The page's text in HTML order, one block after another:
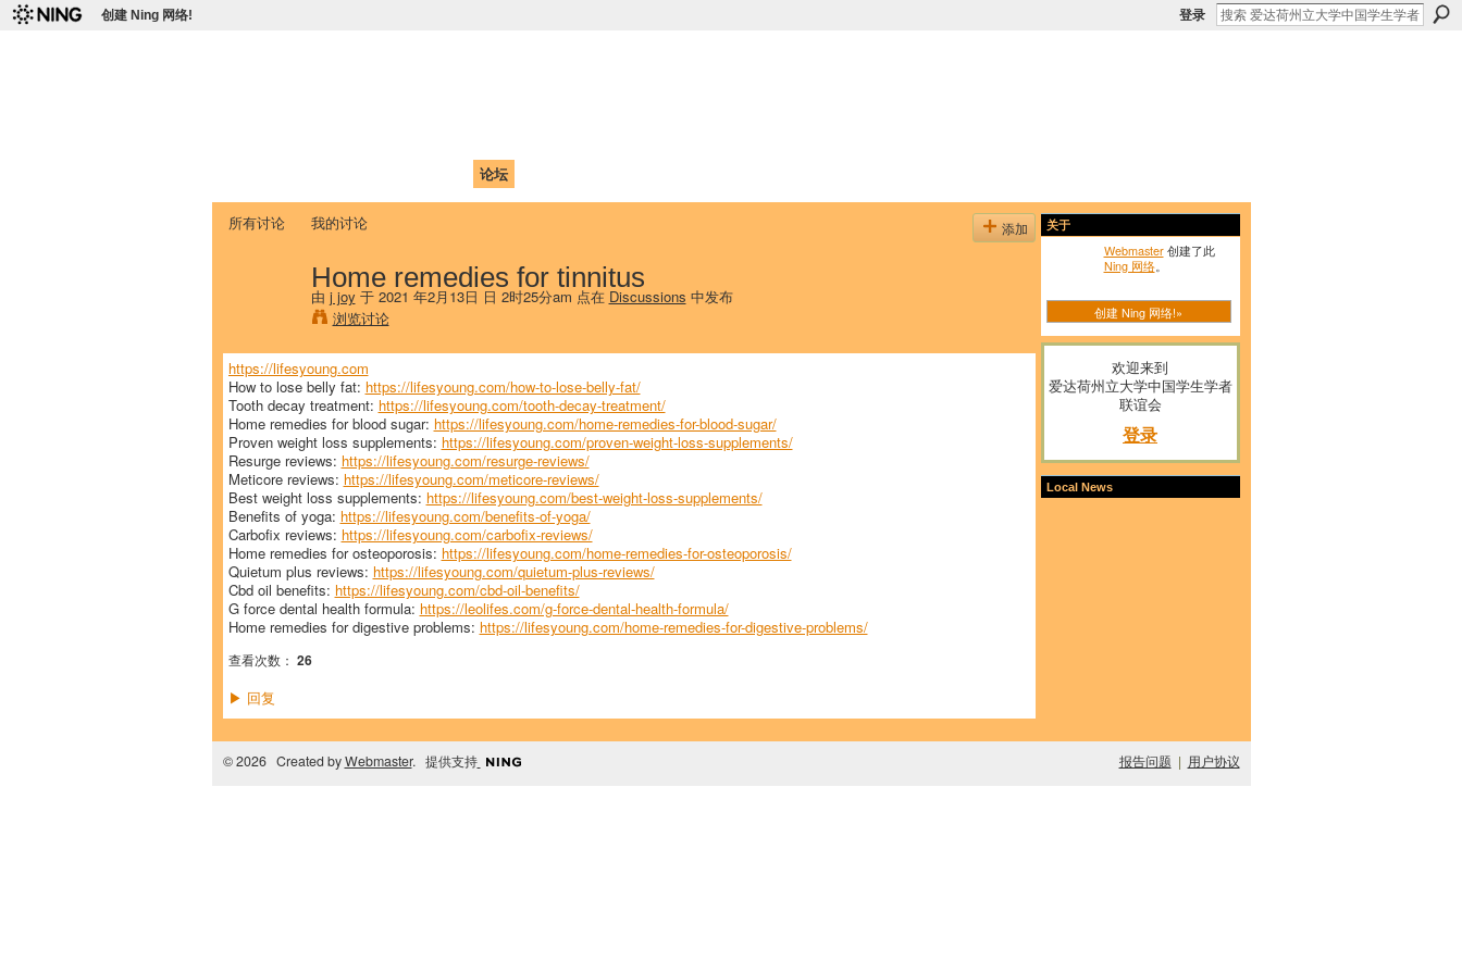
创建 Ning 网络! 登录
论坛
所有讨论 我的讨论 添加
Home remedies for tinnitus
由 j joy 于 2021 年2月13日 日 2时25分am 点在 Discussions 中发布
浏览讨论
https://lifesyoung.com
How to lose belly fat: https://lifesyoung.com/how-to-lose-belly-fat/
Tooth decay treatment: https://lifesyoung.com/tooth-decay-treatment/
Home remedies for blood sugar: https://lifesyoung.com/home-remedies-for-blood-sugar/
Proven weight loss supplements: https://lifesyoung.com/proven-weight-loss-supplements/
Resurge reviews: https://lifesyoung.com/resurge-reviews/
Meticore reviews: https://lifesyoung.com/meticore-reviews/
Best weight loss supplements: https://lifesyoung.com/best-weight-loss-supplements/
Benefits of yoga: https://lifesyoung.com/benefits-of-yoga/
Carbofix reviews: https://lifesyoung.com/carbofix-reviews/
Home remedies for osteoporosis: https://lifesyoung.com/home-remedies-for-osteoporosis/
Quietum plus reviews: https://lifesyoung.com/quietum-plus-reviews/
Cbd oil benefits: https://lifesyoung.com/cbd-oil-benefits/
G force dental health formula: https://leolifes.com/g-force-dental-health-formula/
Home remedies for digestive problems: https://lifesyoung.com/home-remedies-for-digestive-problems/
查看次数： 26
▶ 回复
关于
Webmaster创建了此
Ning 网络。
创建 Ning 网络!»
欢迎来到
爱达荷州立大学中国学生学者
联谊会
登录
Local News
© 2026 Created byWebmaster. 提供支持 报告问题 | 用户协议